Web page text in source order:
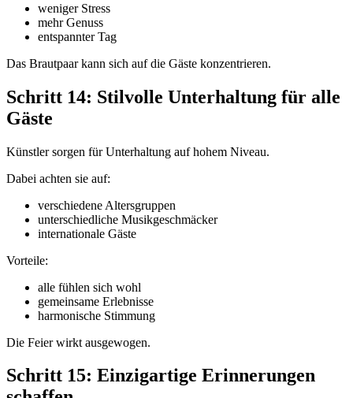
weniger Stress
mehr Genuss
entspannter Tag
Das Brautpaar kann sich auf die Gäste konzentrieren.
Schritt 14: Stilvolle Unterhaltung für alle
Gäste
Künstler sorgen für Unterhaltung auf hohem Niveau.
Dabei achten sie auf:
verschiedene Altersgruppen
unterschiedliche Musikgeschmäcker
internationale Gäste
Vorteile:
alle fühlen sich wohl
gemeinsame Erlebnisse
harmonische Stimmung
Die Feier wirkt ausgewogen.
Schritt 15: Einzigartige Erinnerungen